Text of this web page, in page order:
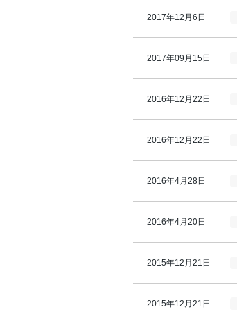
2017年12月6日
2017年09月15日
2016年12月22日
2016年12月22日
2016年4月28日
2016年4月20日
2015年12月21日
2015年12月21日